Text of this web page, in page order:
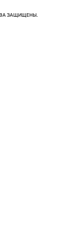
ЗАЩИЩЕНЫ.